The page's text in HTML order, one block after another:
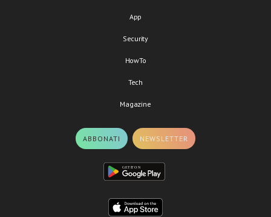
App
Security
HowTo
Tech
Magazine
ABBONATI NEWSLETTER